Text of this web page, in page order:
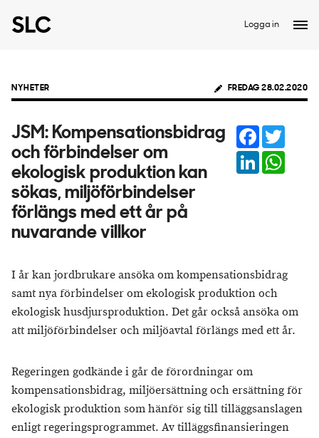
Logga in
NYHETER FREDAG 28.02.2020
JSM: Kompensationsbidrag
och förbindelser om
ekologisk produktion kan
sökas, miljöförbindelser
förlängs med ett år på
nuvarande villkor
Facebook
LinkedIn
I år kan jordbrukare ansöka om kompensationsbidrag
samt nya förbindelser om ekologisk produktion och
ekologisk husdjursproduktion. Det går också ansöka om
att miljöförbindelser och miljöavtal förlängs med ett år.
Regeringen godkände i går de förordningar om
kompensationsbidrag, miljöersättning och ersättning för
ekologisk produktion som hänför sig till tilläggsanslagen
enligt regeringsprogrammet. Av tilläggsfinansieringen